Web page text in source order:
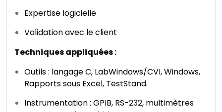
Expertise logicielle
Validation avec le client
Techniques appliquées :
Outils : langage C, LabWindows/CVI, Windows,
Rapports sous Excel, TestStand.
Instrumentation : GPIB, RS-232, multimètres